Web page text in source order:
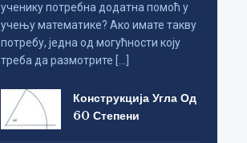
ученику потребна додатна помоћ у
учењу математике? Ако имате такву
потребу, једна од могућности коју
треба да размотрите […]
Конструкција Угла Од
60 Степени